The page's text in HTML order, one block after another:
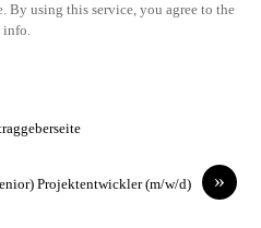
By using this service, you agree to the
info.
»
Projektentwickler (m/w/d)